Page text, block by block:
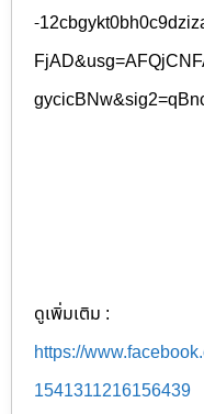
-
ดูเพิ่มเติม :
https://
1541311216156439